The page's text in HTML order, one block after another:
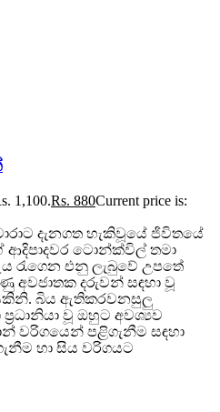
1,100.Rs. 880Current price is:
දැනගත හැකිවූයේ ජිවිතයේ
ටොන්ක්විල් තමා
රැගෙන එනු ලැබුවේ උපතේ
අවජාතක දරුවන් සඳහා වූ
බිය ඇතිකරවනසුලු
වූ ඔහුට අවශ්‍යව
වරිගයෙන් පළිගැනීම සඳහා
හා සිය වරිගයට